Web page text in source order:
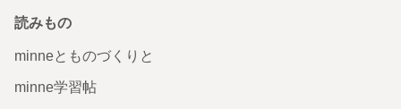
読みもの
minneとものづくりと
minne学習帖